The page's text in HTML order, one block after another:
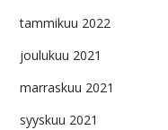
tammikuu 2022
joulukuu 2021
marraskuu 2021
syyskuu 2021